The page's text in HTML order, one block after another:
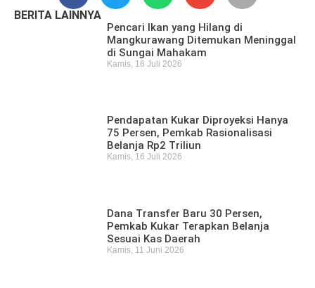
BERITA LAINNYA
Pencari Ikan yang Hilang di
Mangkurawang Ditemukan Meninggal
di Sungai Mahakam
Kamis, 16 Juli 2026
Pendapatan Kukar Diproyeksi Hanya
75 Persen, Pemkab Rasionalisasi
Belanja Rp2 Triliun
Kamis, 16 Juli 2026
Dana Transfer Baru 30 Persen,
Pemkab Kukar Terapkan Belanja
Sesuai Kas Daerah
Kamis, 11 Juni 2026